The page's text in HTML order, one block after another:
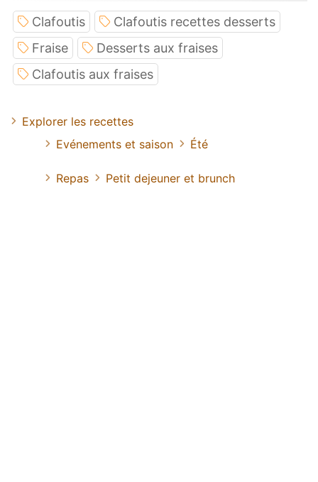
Clafoutis
Clafoutis recettes desserts
Fraise
Desserts aux fraises
Clafoutis aux fraises
Explorer les recettes
Evénements et saison
Été
Repas Petit dejeuner et brunch